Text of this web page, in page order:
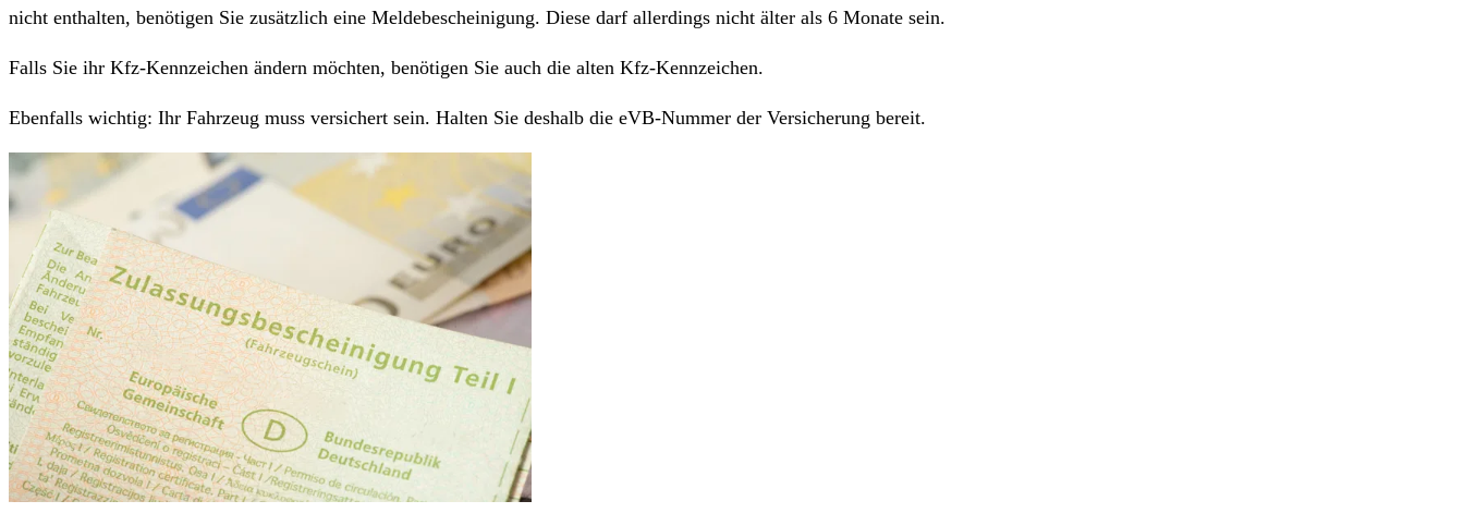
nicht enthalten, benötigen Sie zusätzlich eine Meldebescheinigung. Diese darf allerdings nicht älter als 6 Monate sein.
Falls Sie ihr Kfz-Kennzeichen ändern möchten, benötigen Sie auch die alten Kfz-Kennzeichen.
Ebenfalls wichtig: Ihr Fahrzeug muss versichert sein. Halten Sie deshalb die eVB-Nummer der Versicherung bereit.